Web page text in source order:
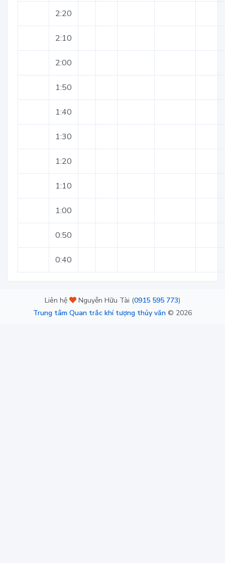
2:20
2:10
2:00
1:50
1:40
1:30
1:20
1:10
1:00
0:50
0:40
Liên hệ Nguyễn Hữu Tài (0915 595 773)
Trung tâm Quan trắc khí tượng thủy văn © 2026